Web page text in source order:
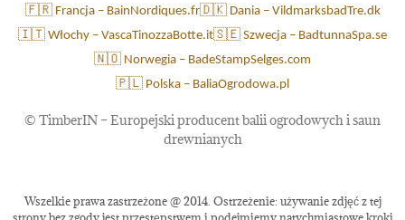
🇫🇷 Francja – BainNordiques.fr🇩🇰 Dania – VildmarksbadTre.dk
🇮🇹 Włochy – VascaTinozzaBotte.it🇸🇪 Szwecja – BadtunnaSpa.se
🇳🇴 Norwegia – BadeStampSelges.com
🇵🇱 Polska – BaliaOgrodowa.pl
© TimberIN – Europejski producent balii ogrodowych i saun
drewnianych
Wszelkie prawa zastrzeżone @ 2014. Ostrzeżenie: używanie zdjęć z tej